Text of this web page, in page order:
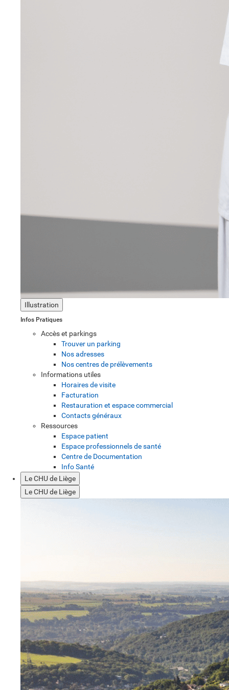
Illustration
Infos Pratiques
Accès et parkings
Trouver un parking
Nos adresses
Nos centres de prélèvements
Informations utiles
Horaires de visite
Facturation
Restauration et espace commercial
Contacts généraux
Ressources
Espace patient
Espace professionnels de santé
Centre de Documentation
Info Santé
Le CHU de Liège
Le CHU de Liège